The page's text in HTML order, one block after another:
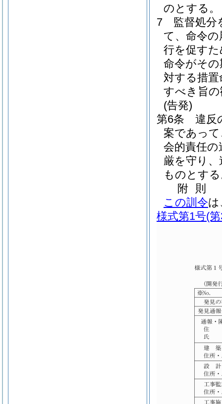
のとする。
7
監督処分
て、命令
行を促す
命令がそ
対する措
すべき旨
(告発)
第6条
違反
案であっ
会的責任
厳を守り
ものとす
附 則
この訓令は
様式第1号(